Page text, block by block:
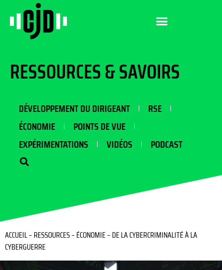
RESSOURCES & SAVOIRS
DÉVELOPPEMENT DU DIRIGEANT
RSE
ÉCONOMIE
POINTS DE VUE
EXPÉRIMENTATIONS
VIDÉOS PODCAST
ACCUEIL– RESSOURCES– ÉCONOMIE– DE LA CYBERCRIMINALITÉ À LA
CYBERGUERRE